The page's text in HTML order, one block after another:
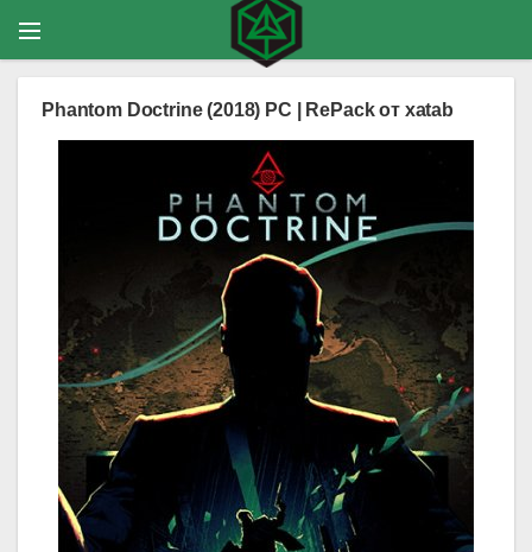
Phantom Doctrine (2018) PC | RePack от xatab